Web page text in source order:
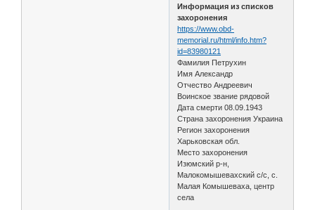
Информация из списков
захоронения
https://www.obd-
memorial.ru/html/info.htm?
id=83980121
Фамилия Петрухин
Имя Александр
Отчество Андреевич
Воинское звание рядовой
Дата смерти 08.09.1943
Страна захоронения Украина
Регион захоронения
Харьковская обл.
Место захоронения
Изюмский р-н,
Малокомышевахский с/с, с.
Малая Комышеваха, центр
села